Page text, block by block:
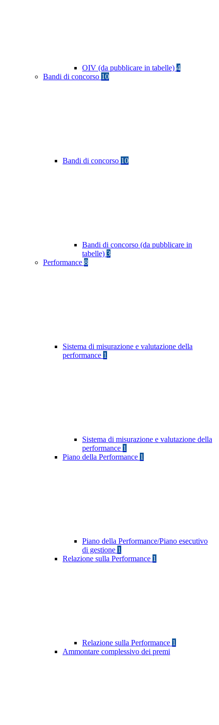
OIV (da pubblicare in tabelle) 4
Bandi di concorso 10
Bandi di concorso 10
Bandi di concorso (da pubblicare in
tabelle) 3
Performance 8
Sistema di misurazione e valutazione della
performance 1
Sistema di misurazione e valutazione della
performance 1
Piano della Performance 1
Piano della Performance/Piano esecutivo
di gestione 1
Relazione sulla Performance 1
Relazione sulla Performance 1
Ammontare complessivo dei premi